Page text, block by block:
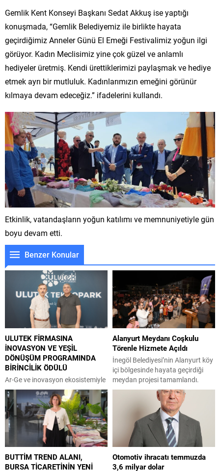
Gemlik Kent Konseyi Başkanı Sedat Akkuş ise yaptığı
konuşmada, “Gemlik Belediyemiz ile birlikte hayata
geçirdiğimiz Anneler Günü El Emeği Festivalimiz yoğun ilgi
görüyor. Kadın Meclisimiz yine çok güzel ve anlamlı
hediyeler üretmiş. Kendi ürettiklerimizi paylaşmak ve hediye
etmek ayrı bir mutluluk. Kadınlarımızın emeğini görünür
kılmaya devam edeceğiz.” ifadelerini kullandı.
Etkinlik, vatandaşların yoğun katılımı ve memnuniyetiyle gün
boyu devam etti.
Benzer Konular
ULUTEK FİRMASINA
İNOVASYON VE YEŞİL
DÖNÜŞÜM PROGRAMINDA
BİRİNCİLİK ÖDÜLÜ
Ar-Ge ve inovasyon ekosistemiyle
teknoloji tabanlı firmaların
gelişimine katkı sağlayan ULUTEK
Teknopark bünyesinde faaliyet
gösteren Zamia Kompozit,
sürdürülebilir malzeme
teknolojileri alanındaki
çalışmalarıyla önemli bir başarı
elde etti. Tarımsal atıkları yüksek
katma değerli biyokompozit
Alanyurt Meydanı Coşkulu
Törenle Hizmete Açıldı
İnegöl Belediyesi’nin Alanyurt köy
içi bölgesinde hayata geçirdiği
meydan projesi tamamlandı.
İçerisinde; Gastro Kafe, Nöbetçi
Kitaphane, yeşil alanlar, oturma
ve dinlenme alanları, otopark,
ATM noktası gibi pek çok imkanın
sunulduğu meydan, düzenlenen
coşkulu bir törenle hizmete açıldı.
Bölge halkı ilk günden meydana
akın etti. İnegöl Belediyesi’nin
2025 yılı sonunda yapımına...
BUTTİM TREND ALANI,
BURSA TİCARETİNİN YENİ
Otomotiv ihracatı temmuzda
3,6 milyar dolar